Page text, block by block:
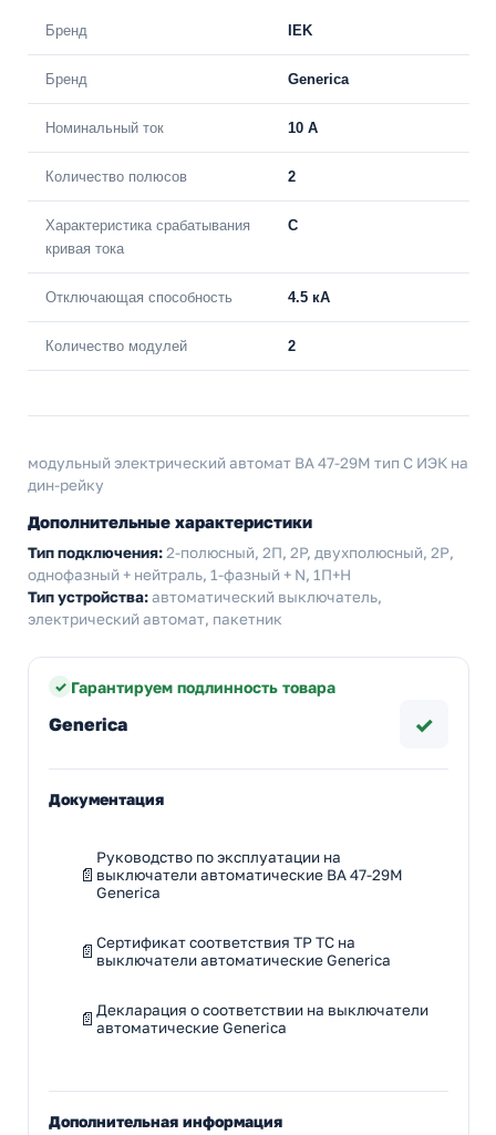
Бренд IEK
Бренд Generica
Номинальный ток 10 A
Количество полюсов 2
Характеристика срабатывания
кривая тока
C
Отключающая способность 4.5 кА
Количество модулей 2
модульный электрический автомат ВА 47-29М тип С ИЭК на
дин-рейку
Дополнительные характеристики
Тип подключения:2-полюсный, 2П, 2P, двухполюсный, 2Р,
однофазный + нейтраль, 1-фазный + N, 1П+Н
Тип устройства:автоматический выключатель,
электрический автомат, пакетник
Гарантируем подлинность товара
Generica ✓
Документация
Руководство по эксплуатации на
выключатели автоматические ВА 47-29М
Generica
Сертификат соответствия ТР ТС на
выключатели автоматические Generica
Декларация о соответствии на выключатели
автоматические Generica
Дополнительная информация